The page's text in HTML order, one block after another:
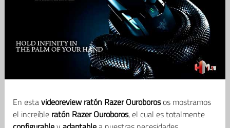
En estavideoreview ratón Razer Ouroborosos mostramos
el increíble ratón Razer Ouroboros, el cual es totalmente